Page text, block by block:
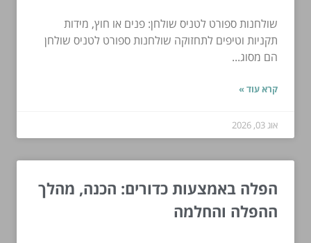
שולחנות ספורט לטניס שולחן: פנים או חוץ, מידות
תקניות וטיפים לתחזוקה שולחנות ספורט לטניס שולחן
הם מסוג...
קרא עוד »
אוג 03, 2026
הפלה באמצעות כדורים: הכנה, מהלך
ההפלה והחלמה